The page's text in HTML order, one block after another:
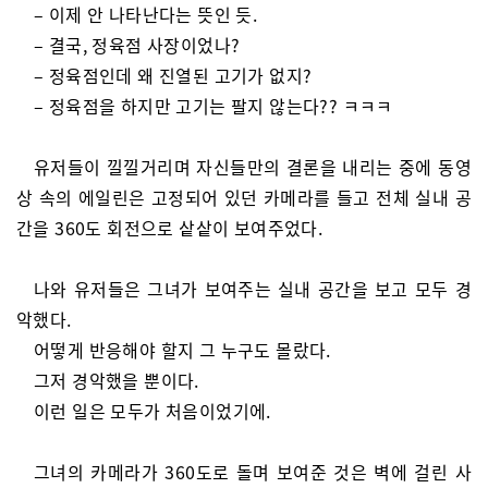
– 이제 안 나타난다는 뜻인 듯.
– 결국, 정육점 사장이었나?
– 정육점인데 왜 진열된 고기가 없지?
– 정육점을 하지만 고기는 팔지 않는다?? ㅋㅋㅋ
유저들이 낄낄거리며 자신들만의 결론을 내리는 중에 동영
상 속의 에일린은 고정되어 있던 카메라를 들고 전체 실내 공
간을 360도 회전으로 샅샅이 보여주었다.
나와 유저들은 그녀가 보여주는 실내 공간을 보고 모두 경
악했다.
어떻게 반응해야 할지 그 누구도 몰랐다.
그저 경악했을 뿐이다.
이런 일은 모두가 처음이었기에.
그녀의 카메라가 360도로 돌며 보여준 것은 벽에 걸린 사